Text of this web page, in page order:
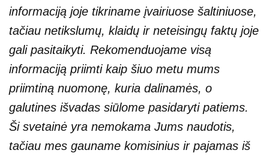
informaciją joje tikriname įvairiuose šaltiniuose,
tačiau netikslumų, klaidų ir neteisingų faktų joje
gali pasitaikyti. Rekomenduojame visą
informaciją priimti kaip šiuo metu mums
priimtiną nuomonę, kuria dalinamės, o
galutines išvadas siūlome pasidaryti patiems.
Ši svetainė yra nemokama Jums naudotis,
tačiau mes gauname komisinius ir pajamas iš